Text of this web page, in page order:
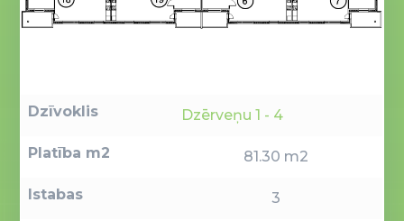
Dzīvoklis Dzērveņu 1 - 4
Platība m2 81.30 m2
Istabas 3